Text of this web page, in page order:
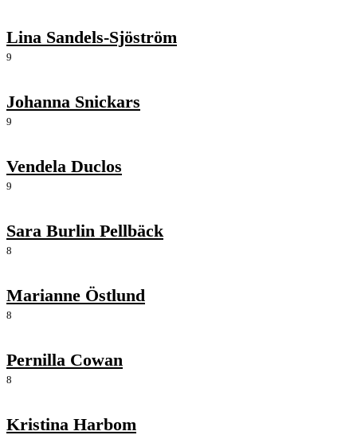
Lina Sandels-Sjöström
9
Johanna Snickars
9
Vendela Duclos
9
Sara Burlin Pellbäck
8
Marianne Östlund
8
Pernilla Cowan
8
Kristina Harbom